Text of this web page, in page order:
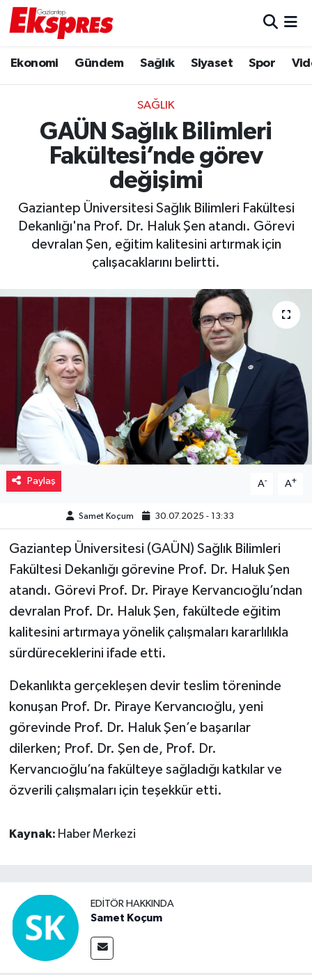
Ekonomi Gündem Sağlık Siyaset Spor
SAĞLIK
GAÜN Sağlık Bilimleri
Fakültesi’nde görev
değişimi
Gaziantep Üniversitesi Sağlık Bilimleri Fakültesi
Dekanlığı'na Prof. Dr. Haluk Şen atandı. Görevi
devralan Şen, eğitim kalitesini artırmak için
çalışacaklarını belirtti.
Paylaş A- A+
Samet Koçum 30.07.2025 - 13:33
Gaziantep Üniversitesi (GAÜN) Sağlık Bilimleri
Fakültesi Dekanlığı görevine Prof. Dr. Haluk Şen
atandı. Görevi Prof. Dr. Piraye Kervancıoğlu’ndan
devralan Prof. Dr. Haluk Şen, fakültede eğitim
kalitesini artırmaya yönelik çalışmaları kararlılıkla
sürdüreceklerini ifade etti.
Dekanlıkta gerçekleşen devir teslim töreninde
konuşan Prof. Dr. Piraye Kervancıoğlu, yeni
görevinde Prof. Dr. Haluk Şen’e başarılar
dilerken; Prof. Dr. Şen de, Prof. Dr.
Kervancıoğlu’na fakülteye sağladığı katkılar ve
özverili çalışmaları için teşekkür etti.
Kaynak: Haber Merkezi
EDITÖR HAKKINDA
Samet Koçum
Ekonomi
Gaziantep son dakika
Genel
Haberler
Kültür Sanat
Magazin
Müzik
Piyasa
Resmi İlanlar
Sinemalar
Siyaset
Spor
Teknoloji
Video Haber
Yaşam
Yeme-İçme
Yemek
Trafik Durumu
Puan Durumu ve Fikstür
Tüm Manşetler
Son Dakika Haberleri
Haber Arşivi